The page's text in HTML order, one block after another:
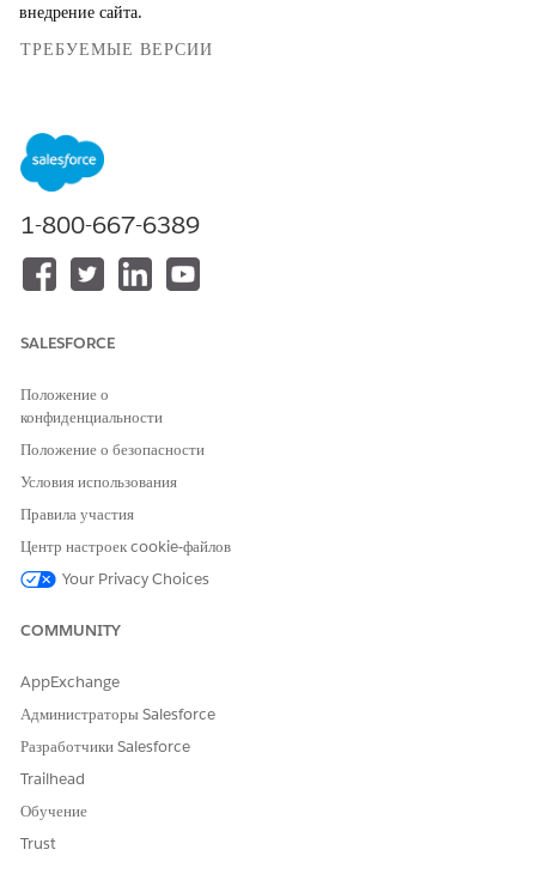
внедрение сайта.
ТРЕБУЕМЫЕ ВЕРСИИ
Доступно в версиях:
Edition с Agentforce IT Service.
ТРЕБУЕМЫЕ ПОЛНОМОЧИЯ ПОЛЬЗОВАТЕЛЯ
Для создания и настройки
сайта конструктора
Используйте конструктор взаимодействий для создания и
Чтобы улучшить работу сотрудников, добавьте каталог услуг в
меню навигации. См.
плиток».
Чтобы предоставить сотрудникам доступ к поддержке чата,
настройте компонент встроенной службы сообщений для сайта
Опубликуйте свой сайт.
ЭТА СТАТЬЯ РЕШИЛА ВАШУ ПРОБЛЕМУ?
Оставьте свой отзыв, чтобы мы могли стать лучше!
1-800-667-6389
SALESFORCE
Положение о
конфиденциальности
Положение о безопасности
Условия использования
Правила участия
Центр настроек cookie-файлов
Your Privacy Choices
COMMUNITY
AppExchange
Администраторы Salesforce
Разработчики Salesforce
Trailhead
Обучение
Trust